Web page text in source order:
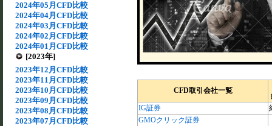
2024年05月CFD比較
2024年04月CFD比較
2024年03月CFD比較
2024年02月CFD比較
2024年01月CFD比較
[2023年]
2023年12月CFD比較
2023年11月CFD比較
2023年10月CFD比較
2023年09月CFD比較
2023年08月CFD比較
2023年07月CFD比較
CFD取引会社一覧
IG証券
GMOクリック証券